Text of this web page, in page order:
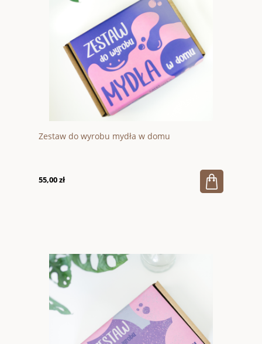
Zestaw do wyrobu mydła w domu
55,00 zł